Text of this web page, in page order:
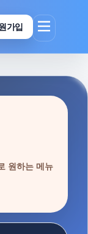
가입
원하는 메뉴